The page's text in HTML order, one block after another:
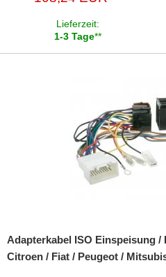
Lieferzeit:
1-3 Tage**
Adapterkabel ISO Einspeisung /
Citroen / Fiat / Peugeot /